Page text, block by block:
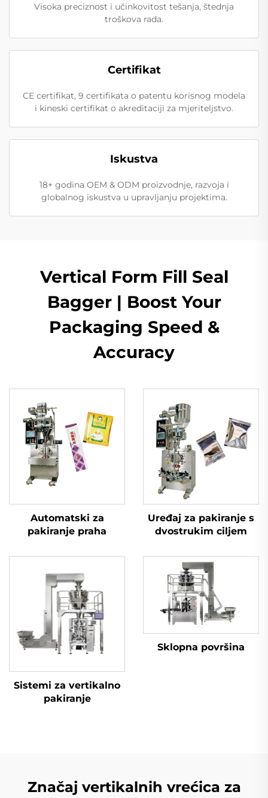
Visoka preciznost i učinkovitost tešanja, štednja
troškova rada.
Certifikat
CE certifikat, 9 certifikata o patentu korisnog modela
i kineski certifikat o akreditaciji za mjeriteljstvo.
Iskustva
18+ godina OEM & ODM proizvodnje, razvoja i
globalnog iskustva u upravljanju projektima.
Vertical Form Fill Seal
Bagger | Boost Your
Packaging Speed &
Accuracy
Automatski za
pakiranje praha
Uređaj za pakiranje s
dvostrukim ciljem
Sistemi za vertikalno
pakiranje
Sklopna površina
Značaj vertikalnih vrećica za